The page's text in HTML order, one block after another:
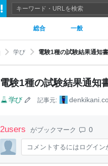
総合 一般
学び 電験1種の試験結果通知
電験1種の試験結果通知
学び 記事元:
2users がブックマーク 0
コメントするにはログイン